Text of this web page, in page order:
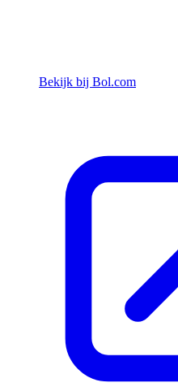
Bekijk bij Bol.com